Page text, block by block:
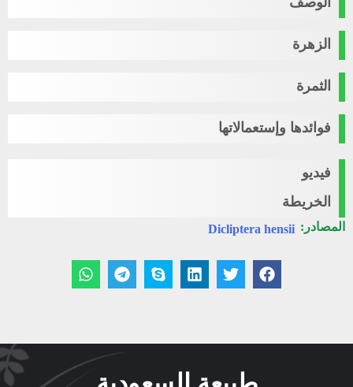
الزهرة
الثمرة
فوائدها وإستعمالاتها
فيديو
الخريطة
المصادر: Dicliptera hensii